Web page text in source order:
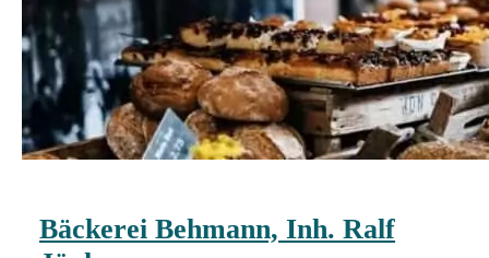
Bäckerei Behmann, Inh. Ralf